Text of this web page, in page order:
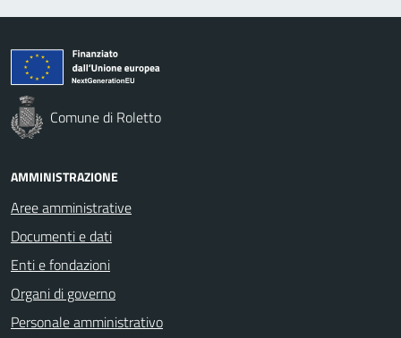
Comune di Roletto
AMMINISTRAZIONE
Aree amministrative
Documenti e dati
Enti e fondazioni
Organi di governo
Personale amministrativo